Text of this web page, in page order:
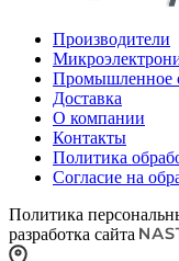
Производители
Промышленное
Доставка
О компании
Контакты
Политика
Согласие на
Политика
разработка сайта